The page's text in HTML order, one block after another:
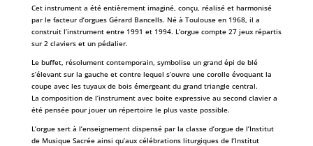
Cet instrument a été entièrement imaginé, conçu, réalisé et harmonisé
par le facteur d’orgues Gérard Bancells. Né à Toulouse en 1968, il a
construit l’instrument entre 1991 et 1994. L’orgue compte 27 jeux répartis
sur 2 claviers et un pédalier.
Le buffet, résolument contemporain, symbolise un grand épi de blé
s’élevant sur la gauche et contre lequel s’ouvre une corolle évoquant la
coupe avec les tuyaux de bois émergeant du grand triangle central.
La composition de l’instrument avec boite expressive au second clavier a
été pensée pour jouer un répertoire le plus vaste possible.
L’orgue sert à l’enseignement dispensé par la classe d’orgue de l’Institut
de Musique Sacrée ainsi qu’aux célébrations liturgiques de l’Institut